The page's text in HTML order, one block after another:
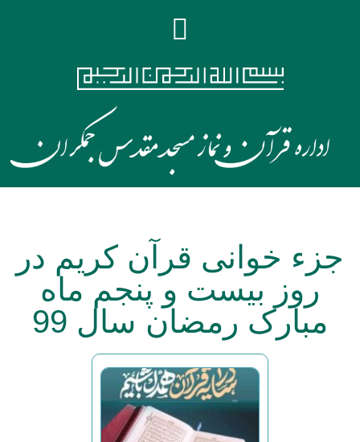
جزء خوانی قرآن کریم در
روز بیست و پنجم ماه
مبارک رمضان سال 99